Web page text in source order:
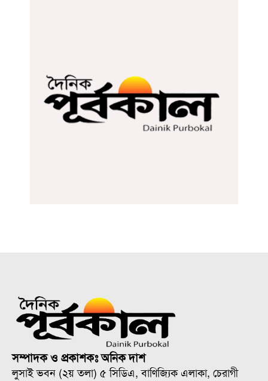
সম্পাদক ও প্রকাশকঃ অনিক দাশ
লুসাই ভবন (২য় তলা) ৫ সিডিএ, বাণিজ্যিক এলাকা, চেরাগী